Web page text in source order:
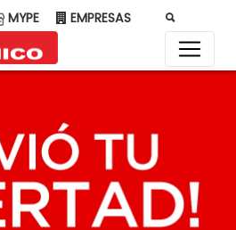
MYPE EMPRESAS